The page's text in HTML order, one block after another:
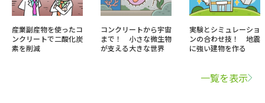
産業副産物を使ったコ
ンクリートで二酸化炭
素を削減
コンクリートから宇宙
まで！ 小さな微生物
が支える大きな世界
実験とシミュレーショ
ンの合わせ技！ 地震
に強い建物を作る
一覧を表示